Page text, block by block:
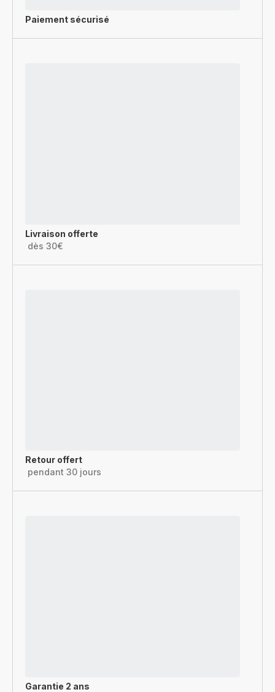
Paiement sécurisé
Livraison offerte
dès 30€
Retour offert
pendant 30 jours
Garantie 2 ans